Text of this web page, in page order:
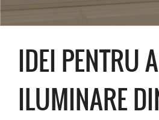
IDEI PENTRU
ILUMINARE